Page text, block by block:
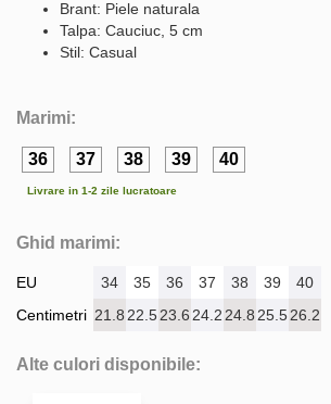
Brant: Piele naturala
Talpa: Cauciuc, 5 cm
Stil: Casual
Marimi:
36 37 38 39 40
Livrare in 1-2 zile lucratoare
Ghid marimi:
EU
Centimetri
34 35 36 37 38 39
40
21.8 22.523.6 24.2 24.8 25.526.2
Alte culori disponibile: